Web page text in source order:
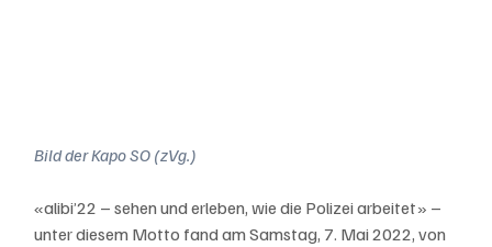
Bild der Kapo SO (zVg.)
«alibi’22 – sehen und erleben, wie die Polizei arbeitet» –
unter diesem Motto fand am Samstag, 7. Mai 2022, von